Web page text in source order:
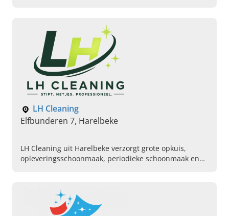
LH Cleaning
Elfbunderen 7, Harelbeke
LH Cleaning uit Harelbeke verzorgt grote opkuis,
opleveringsschoonmaak, periodieke schoonmaak en